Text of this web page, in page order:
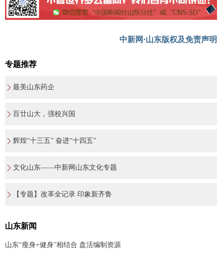
中新网·山东版权及免责声明
专题推荐
最美山东药企
百廿山大，强校兴国
辉煌“十三五” 奋进“十四五”
文化山东——中新网山东文化专题
【专题】改革全记录 印象新齐鲁
山东新闻
山东“瘦身+健身”相结合 盘活编制资源